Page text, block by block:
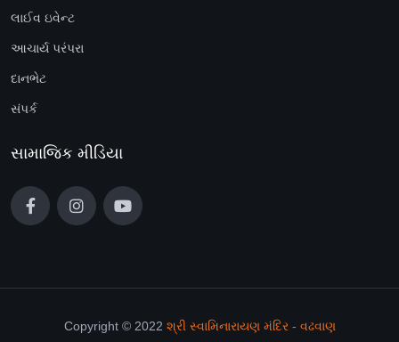
લાઈવ ઇવેન્ટ
આચાર્ય પરંપરા
દાનભેટ
સંપર્ક
સામાજિક મીડિયા
Copyright © 2022 શ્રી સ્વામિનારાયણ મંદિર - વઢવાણ